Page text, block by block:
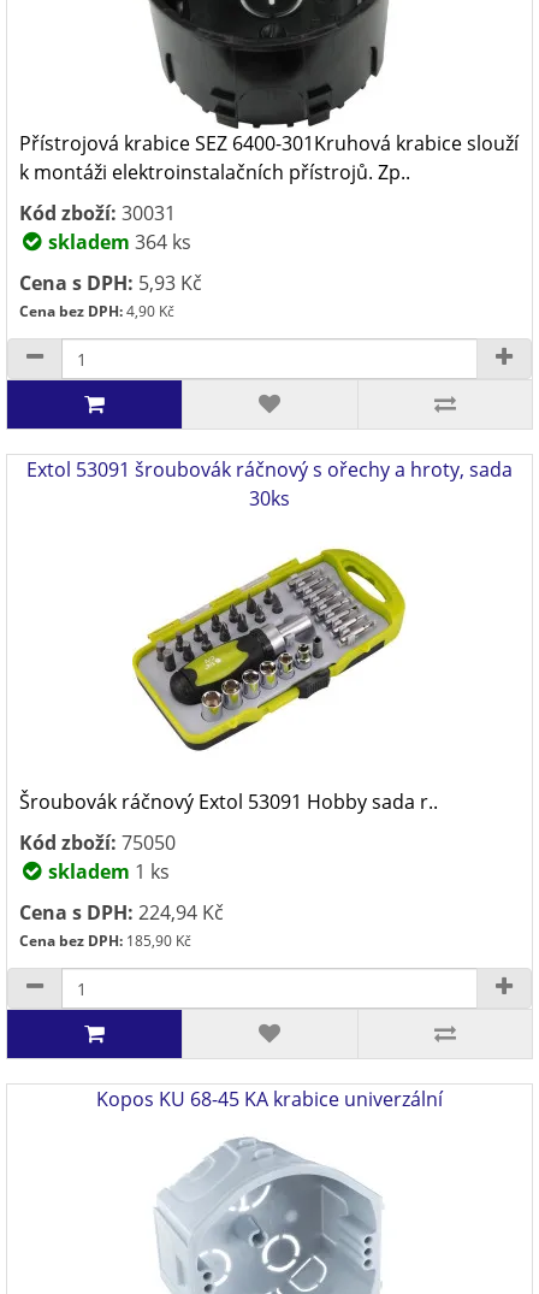
Přístrojová krabice SEZ 6400-301Kruhová krabice slouží
k montáži elektroinstalačních přístrojů. Zp..
Kód zboží: 30031
skladem 364 ks
Cena s DPH: 5,93 Kč
Cena bez DPH:4,90 Kč
Extol 53091 šroubovák ráčnový s ořechy a hroty, sada
30ks
Šroubovák ráčnový Extol 53091 Hobby sada r..
Kód zboží: 75050
skladem 1 ks
Cena s DPH: 224,94 Kč
Cena bez DPH: 185,90 Kč
Kopos KU 68-45 KA krabice univerzální